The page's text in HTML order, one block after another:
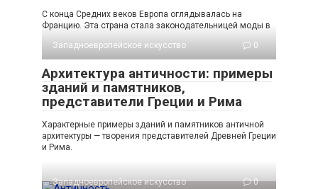
С конца Средних веков Европа оглядывалась на
Францию. Эта страна стала законодательницей моды в
Западноевропейское искусство
0
Архитектура античности: примеры
зданий и памятников,
представители Греции и Рима
Характерные примеры зданий и памятников античной
архитектуры — творения представителей Древней Греции
и Рима.
Западноевропейское искусство 0